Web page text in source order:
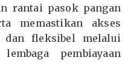
rantai pasok pangan
memastikan akses
dan fleksibel melalui
pembiayaan